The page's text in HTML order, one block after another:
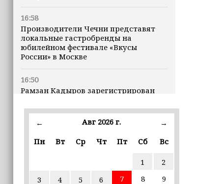
16:58
Производители Чечни представят
локальные гастробренды на
юбилейном фестивале «Вкусы
России» в Москве
16:50
Рамзан Кадыров зарегистрирован
16:47
землетрясения, рассказала
16:12
← Авг 2026 г.
→
Пн
Вт Ср Чт Пт Сб Вс
1
2
3
4 5 6 7 8
9